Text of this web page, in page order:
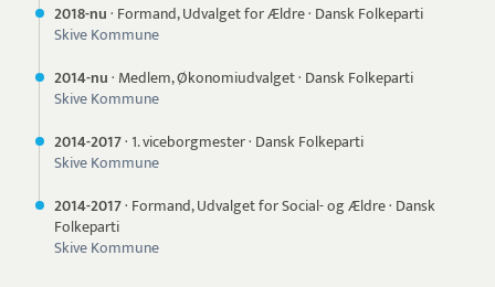
2018-nu· Formand, Udvalget for Ældre· Dansk Folkeparti
Skive Kommune
2014-nu· Medlem, Økonomiudvalget· Dansk Folkeparti
Skive Kommune
2014-2017· 1. viceborgmester· Dansk Folkeparti
Skive Kommune
2014-2017· Formand, Udvalget for Social- og Ældre· Dansk
Folkeparti
Skive Kommune